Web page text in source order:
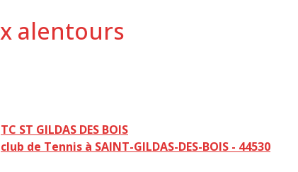
alentours
TC ST GILDAS DES BOIS
club de Tennis à SAINT-GILDAS-DES-BOIS - 44530